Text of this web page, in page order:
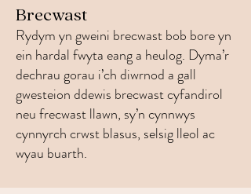
Brecwast
Rydym yn gweini brecwast bob bore yn
ein hardal fwyta eang a heulog. Dyma’r
dechrau gorau i’ch diwrnod a gall
gwesteion ddewis brecwast cyfandirol
neu frecwast llawn, sy’n cynnwys
cynnyrch crwst blasus, selsig lleol ac
wyau buarth.